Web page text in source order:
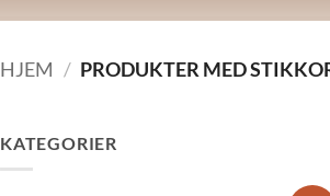
HJEM / PRODUKTER MED
KATEGORIER